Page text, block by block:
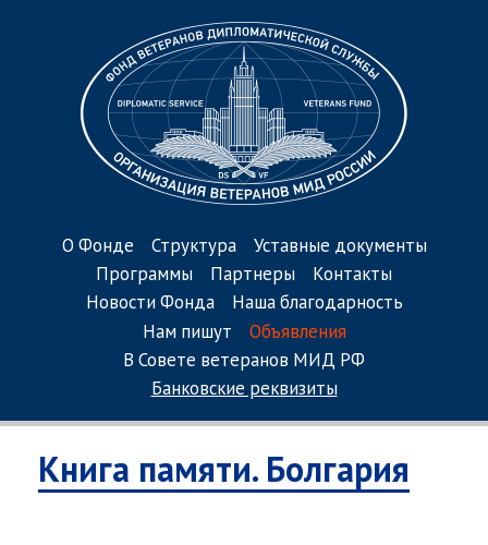
О Фонде Структура
Уставные документы
Программы
Партнеры
Контакты
Новости Фонда
Наша благодарность
Нам пишут
Объявления
В Совете ветеранов МИД РФ
Банковские реквизиты
Книга памяти. Болгария